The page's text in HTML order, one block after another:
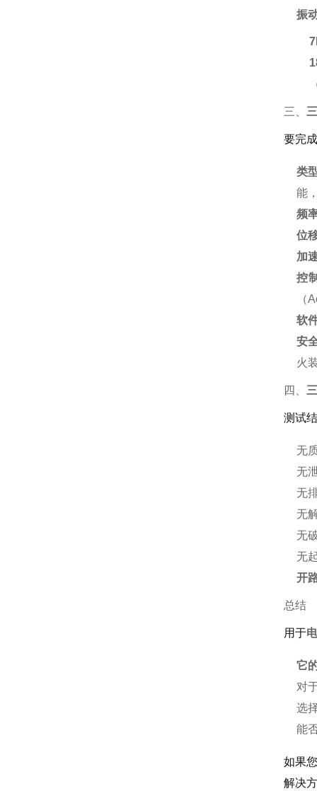
振
三、
要完
类
能
频
位
加
控
（
软
安
火
四、
测试
无
无
无
无
无
无
开
总结
用于
它
对
选
能
如果
解决